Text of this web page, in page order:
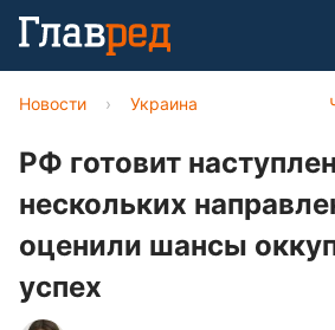
Новости › Украина
РФ готовит
нескольких
оценили шансы
успех